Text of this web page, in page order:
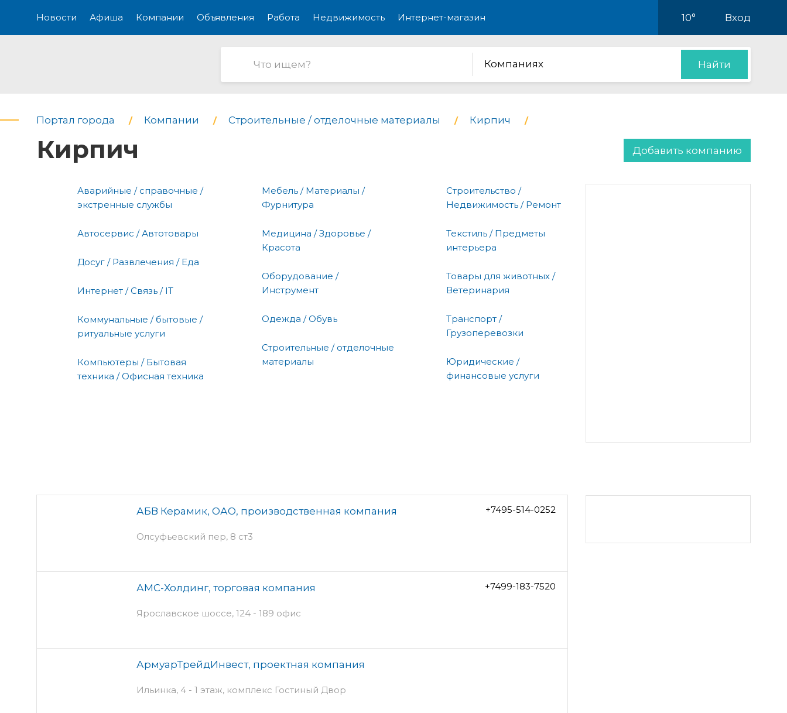
Новости Афиша Компании Объявления Работа Недвижимость Интернет-магазин 10° Вход
Компаниях Найти
Портал города Компании Строительные / отделочные материалы Кирпич
Кирпич Добавить компанию
Аварийные / справочные /
экстренные службы
Автосервис / Автотовары
Досуг / Развлечения / Еда
Интернет / Связь / IT
Коммунальные / бытовые /
ритуальные услуги
Компьютеры / Бытовая
техника / Офисная техника
Мебель / Материалы /
Фурнитура
Медицина / Здоровье /
Красота
Оборудование /
Инструмент
Одежда / Обувь
Строительные / отделочные
материалы
Строительство /
Недвижимость / Ремонт
Текстиль / Предметы
интерьера
Товары для животных /
Ветеринария
Транспорт /
Грузоперевозки
Юридические /
финансовые услуги
АБВ Керамик, ОАО, производственная компания
Олсуфьевский пер, 8 ст3
+7495-514-0252
АМС-Холдинг, торговая компания
Ярославское шоссе, 124 - 189 офис
+7499-183-7520
АрмуарТрейдИнвест, проектная компания
Ильинка, 4 - 1 этаж, комплекс Гостиный Двор